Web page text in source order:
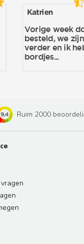
Ruim 2000